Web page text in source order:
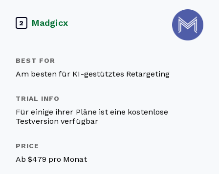
2 Madgicx
Am besten für KI-gestütztes Retargeting
Für einige ihrer Pläne ist eine kostenlose
Testversion verfügbar
Ab $479 pro Monat